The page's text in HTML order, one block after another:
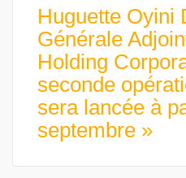
Huguette Oyini
Générale
Holding
seconde
sera lancée à
septembre »